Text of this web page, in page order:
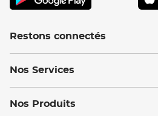
Restons connectés
Nos Services
Nos Produits